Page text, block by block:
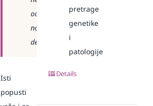
odnose
na
dermatologiju)
Isti
popusti
pretrage
genetike
i
patologije
Details